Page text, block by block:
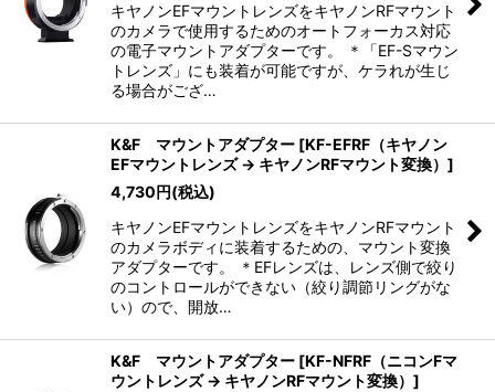
キヤノンEFマウントレンズをキヤノンRFマウント
のカメラで使用するためのオートフォーカス対応
の電子マウントアダプターです。 ＊「EF-Sマウン
トレンズ」にも装着が可能ですが、ケラれが生じ
る場合がござ…
K&F マウントアダプター [KF-EFRF（キヤノン
EFマウントレンズ → キヤノンRFマウント変換） ]
4,730円(税込)
キヤノンEFマウントレンズをキヤノンRFマウント
のカメラボディに装着するための、マウント変換
アダプターです。 ＊EFレンズは、レンズ側で絞り
のコントロールができない（絞り調節リングがな
い）ので、開放…
K&F マウントアダプター [KF-NFRF（ニコンFマ
ウントレンズ → キヤノンRFマウント変換） ]